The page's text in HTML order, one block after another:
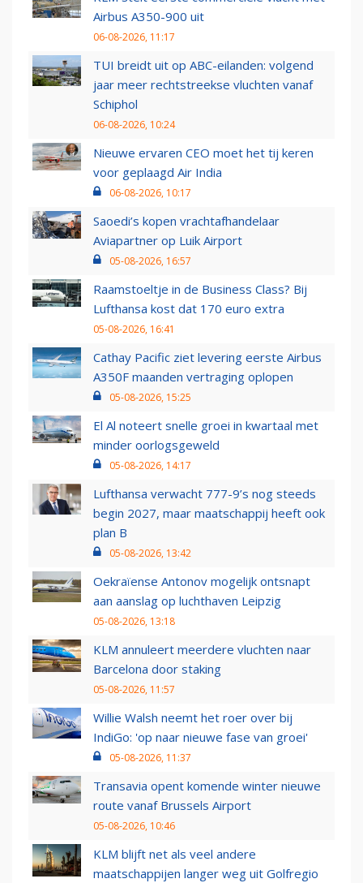
Airbus A350-900 uit
06-08-2026, 11:17
TUI breidt uit op ABC-eilanden: volgend
jaar meer rechtstreekse vluchten vanaf
Schiphol
06-08-2026, 10:24
Nieuwe ervaren CEO moet het tij keren
voor geplaagd Air India
06-08-2026, 10:17
Saoedi’s kopen vrachtafhandelaar
Aviapartner op Luik Airport
05-08-2026, 16:57
Raamstoeltje in de Business Class? Bij
Lufthansa kost dat 170 euro extra
05-08-2026, 16:41
Cathay Pacific ziet levering eerste Airbus
A350F maanden vertraging oplopen
05-08-2026, 15:25
El Al noteert snelle groei in kwartaal met
minder oorlogsgeweld
05-08-2026, 14:17
Lufthansa verwacht 777-9’s nog steeds
begin 2027, maar maatschappij heeft ook
plan B
05-08-2026, 13:42
Oekraïense Antonov mogelijk ontsnapt
aan aanslag op luchthaven Leipzig
05-08-2026, 13:18
KLM annuleert meerdere vluchten naar
Barcelona door staking
05-08-2026, 11:57
Willie Walsh neemt het roer over bij
IndiGo: 'op naar nieuwe fase van groei'
05-08-2026, 11:37
Transavia opent komende winter nieuwe
route vanaf Brussels Airport
05-08-2026, 10:46
KLM blijft net als veel andere
maatschappijen langer weg uit Golfregio